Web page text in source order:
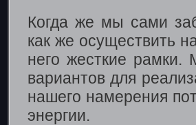
Когда же мы сами
как же осуществить
него жесткие рамки.
вариантов для
нашего намерения
энергии.